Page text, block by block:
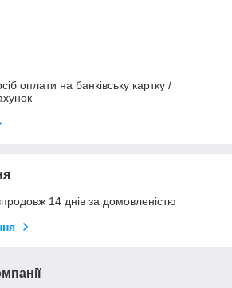
оплати на банківську картку /
14 днів за домовленістю